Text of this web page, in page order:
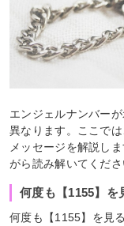
エンジェルナンバー
異なります。ここで
メッセージを解説し
がら読み解いてくださ
何度も【1155】を
何度も【1155】を見る